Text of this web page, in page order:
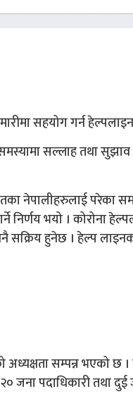
सहयोग गर्न
सल्लाह तथा सुझाव
नेपालीहरुलाई परेका
निर्णय भयो । कोरोना
हुनेछ । हेल्प
सम्पन्न भएको छ ।
जना पदाधिकारी तथा दुई